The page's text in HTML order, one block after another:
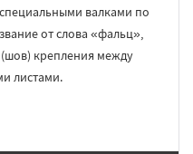
специальными валками по
от слова «фальц»,
крепления между
листами.